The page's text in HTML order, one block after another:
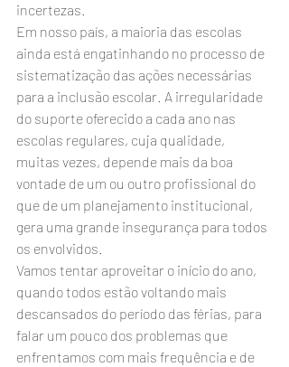
incertezas.
Em nosso país, a maioria das escolas
ainda está engatinhando no processo de
sistematização das ações necessárias
para a inclusão escolar. A irregularidade
do suporte oferecido a cada ano nas
escolas regulares, cuja qualidade,
muitas vezes, depende mais da boa
vontade de um ou outro profissional do
que de um planejamento institucional,
gera uma grande insegurança para todos
os envolvidos.
Vamos tentar aproveitar o início do ano,
quando todos estão voltando mais
descansados do período das férias, para
falar um pouco dos problemas que
enfrentamos com mais frequência e de